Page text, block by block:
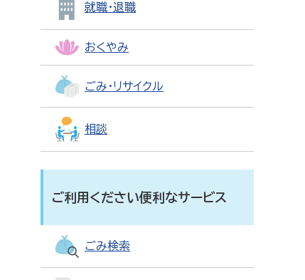
就職・退職
おくやみ
ごみ・リサイクル
相談
ご利用ください便利なサービス
ごみ検索